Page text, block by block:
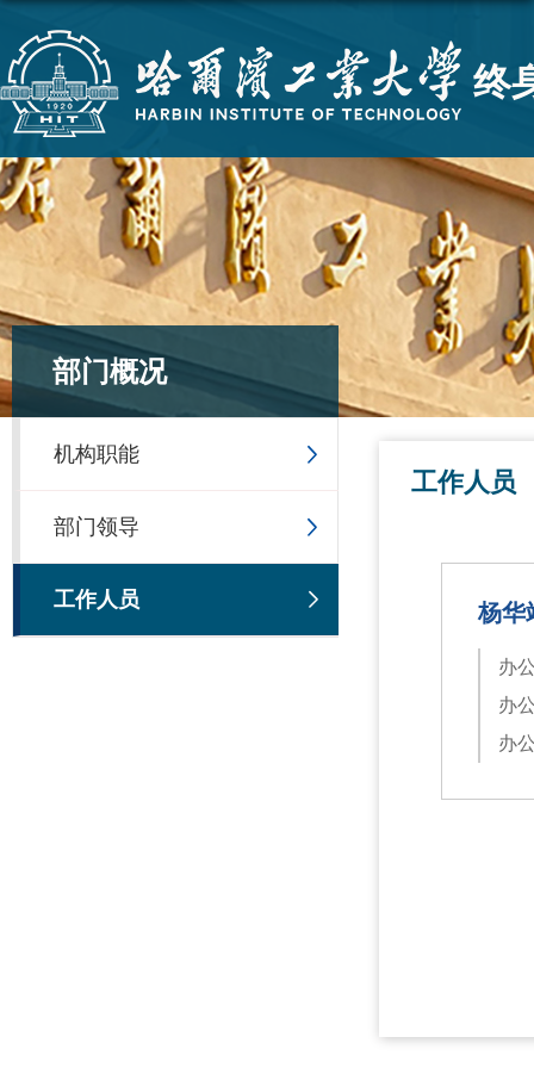
终
部门概况
机构职能
部门领导
工作人员
工作人员
杨华
办
办
办